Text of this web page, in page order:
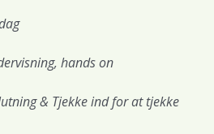
hands on
& Tjekke ind for at tjekke